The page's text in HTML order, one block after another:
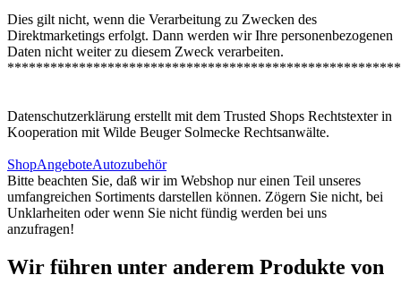
Dies gilt nicht, wenn die Verarbeitung zu Zwecken des
Direktmarketings erfolgt. Dann werden wir Ihre personenbezogenen
Daten nicht weiter zu diesem Zweck verarbeiten.
Datenschutzerklärung erstellt mit dem Trusted Shops Rechtstexter in
Kooperation mit Wilde Beuger Solmecke Rechtsanwälte.
ShopAngeboteAutozubehör
Bitte beachten Sie, daß wir im Webshop nur einen Teil unseres
umfangreichen Sortiments darstellen können. Zögern Sie nicht, bei
Unklarheiten oder wenn Sie nicht fündig werden bei uns
anzufragen!
Wir führen unter anderem Produkte von